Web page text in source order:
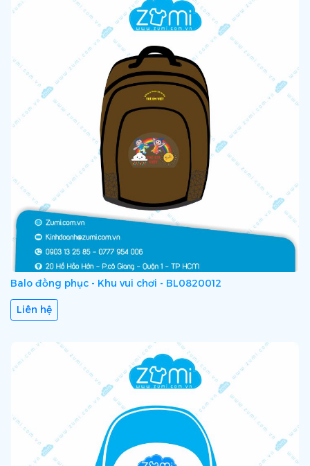
Balo đồng phục - Khu vui chơi - BL0820012
Liên hệ